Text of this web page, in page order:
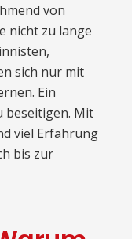
von
nicht zu lange
sich nur mit
Ein
beseitigen. Mit
viel Erfahrung
bis zur